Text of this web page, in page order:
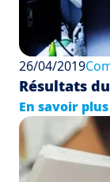
26/04/2019
Résultats
En savoir plus